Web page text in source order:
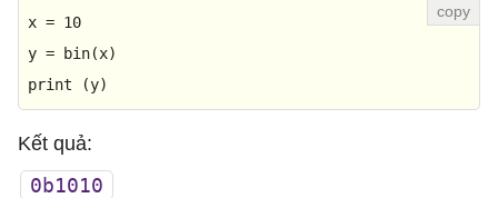
x = 10
y =
bin
print (y)
Kết quả:
0b1010